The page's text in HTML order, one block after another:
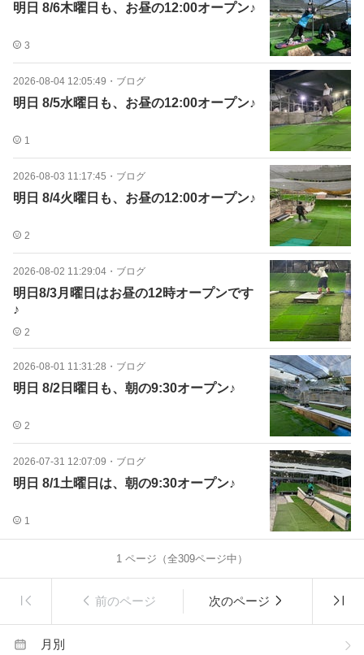
明日 8/6木曜日も、お昼の12:00オープン♪
3
2026-08-04 12:05:49 ・ ブログ
明日 8/5水曜日も、お昼の12:00オープン♪
1
2026-08-03 11:17:45 ・ ブログ
明日 8/4火曜日も、お昼の12:00オープン♪
2
2026-08-02 11:29:04 ・ ブログ
明日8/3月曜日はお昼の12時オープンです
♪
2
2026-08-01 11:31:28 ・ ブログ
明日 8/2日曜日も、朝の9:30オープン♪
2
2026-07-31 12:07:09 ・ ブログ
明日 8/1土曜日は、朝の9:30オープン♪
1
1 ページ（全309ページ中）
前のページ 次のページ
月別